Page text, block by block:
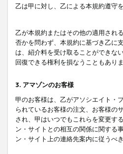
乙は甲に対し、乙による本規約遵守
乙が本規約またはその他の適用され
否かを問わず、本規約に基づき乙に
は、紹介料を受け取ることができな
回復できる権利を損なうこともありま
3. アマゾンのお客様
甲のお客様は、乙がアソシエイト・
られているお客様の注文、お客様の
され、甲はいつでもこれらを変更す
ン・サイトとの相互の関係に関する
ン・サイト上の連絡先案内に従うべ